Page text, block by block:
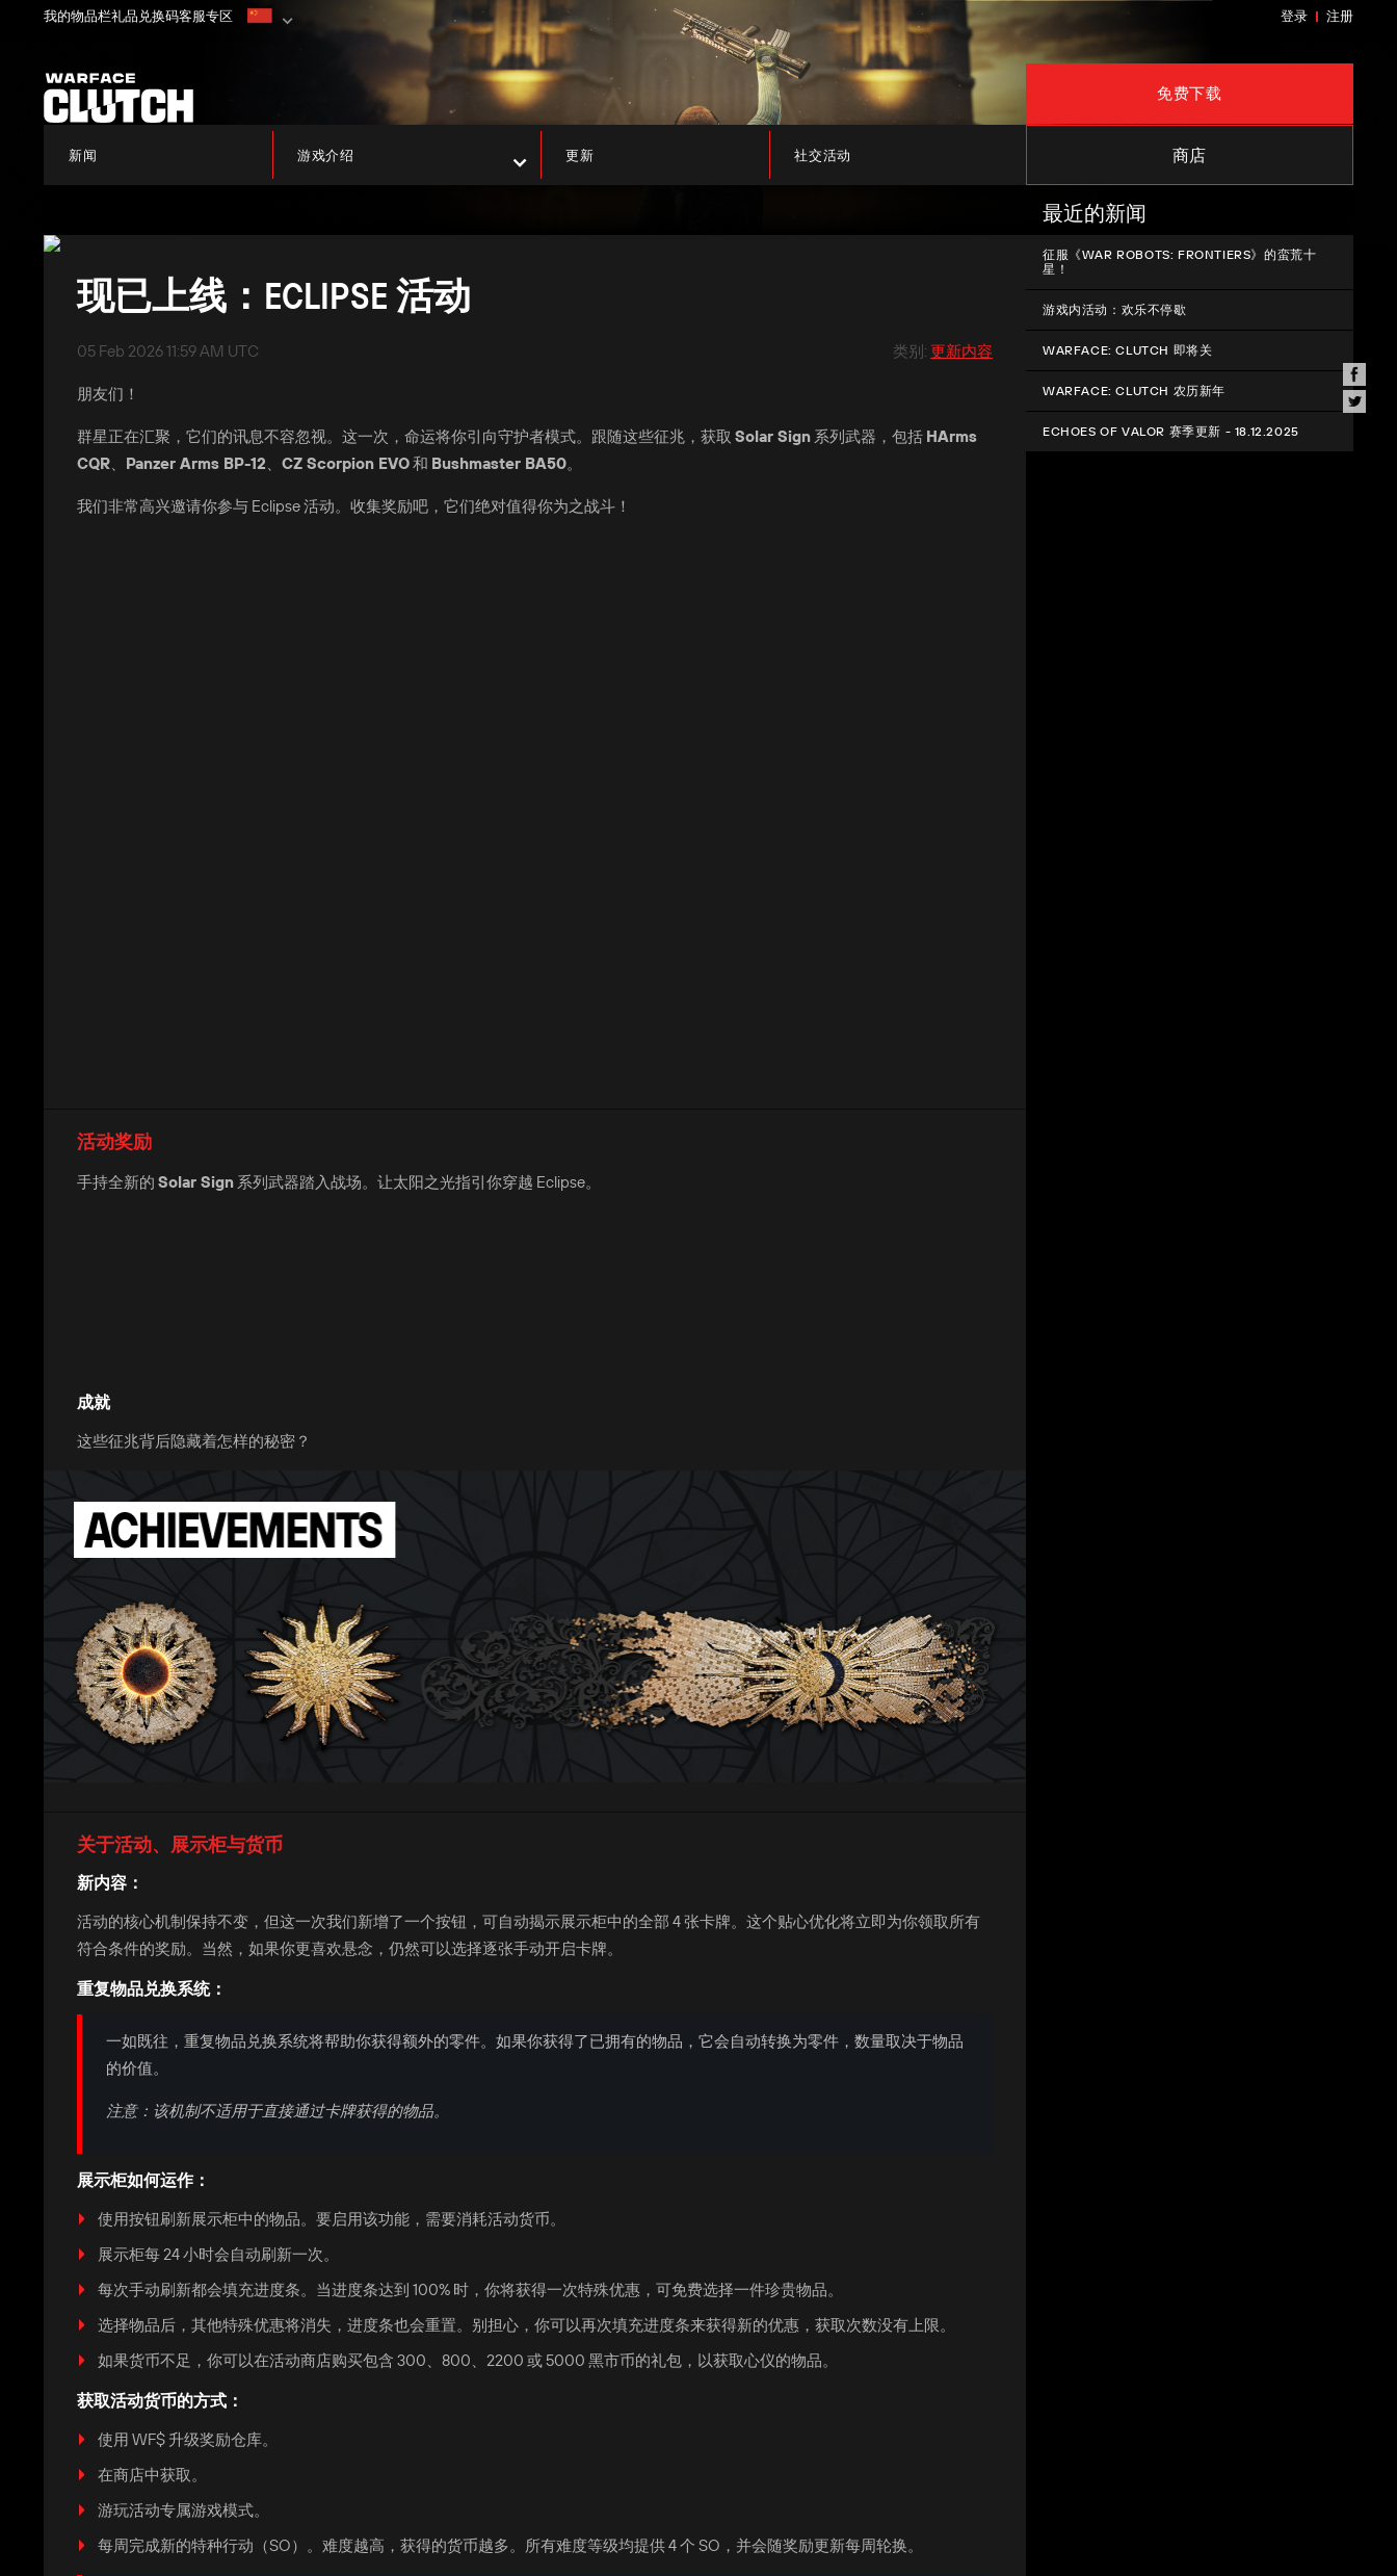
我的物品栏礼品兑换码客服专区 登录 注册
免费下载
新闻 游戏介绍 更新 社交活动 商店
现已上线：ECLIPSE 活动
类别: 更新内容
05 Feb 2026 11:59 AM UTC
朋友们！
群星正在汇聚，它们的讯息不容忽视。这一次，命运将你引向守护者模式。跟随这些征兆，获取 Solar Sign 系列武器，包括 HArms
CQR、 Panzer Arms BP-12、 CZ Scorpion EVO和 Bushmaster BA50。
我们非常高兴邀请你参与 Eclipse 活动。收集奖励吧，它们绝对值得你为之战斗！
活动奖励
手持全新的 Solar Sign 系列武器踏入战场。让太阳之光指引你穿越 Eclipse。
成就
这些征兆背后隐藏着怎样的秘密？
关于活动、展示柜与货币
新内容：
活动的核心机制保持不变，但这一次我们新增了一个按钮，可自动揭示展示柜中的全部 4 张卡牌。这个贴心优化将立即为你领取所有
符合条件的奖励。当然，如果你更喜欢悬念，仍然可以选择逐张手动开启卡牌。
重复物品兑换系统：
一如既往，重复物品兑换系统将帮助你获得额外的零件。如果你获得了已拥有的物品，它会自动转换为零件，数量取决于物品
的价值。
注意：该机制不适用于直接通过卡牌获得的物品。
展示柜如何运作：
使用按钮刷新展示柜中的物品。要启用该功能，需要消耗活动货币。
展示柜每 24 小时会自动刷新一次。
每次手动刷新都会填充进度条。当进度条达到 100% 时，你将获得一次特殊优惠，可免费选择一件珍贵物品。
选择物品后，其他特殊优惠将消失，进度条也会重置。别担心，你可以再次填充进度条来获得新的优惠，获取次数没有上限。
如果货币不足，你可以在活动商店购买包含 300、800、2200 或 5000 黑市币的礼包，以获取心仪的物品。
获取活动货币的方式：
使用 WF$ 升级奖励仓库。
在商店中获取。
游玩活动专属游戏模式。
每周完成新的特种行动（SO）。难度越高，获得的货币越多。所有难度等级均提供 4 个 SO，并会随奖励更新每周轮换。
最近的新闻
征服《WAR ROBOTS: FRONTIERS》的蛮荒十
星！
游戏内活动：欢乐不停歇
WARFACE: CLUTCH 即将关
WARFACE: CLUTCH 农历新年
ECHOES OF VALOR 赛季更新 - 18.12.2025